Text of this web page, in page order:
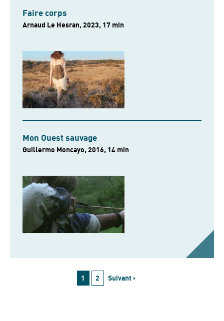
Faire corps
Arnaud Le Hesran, 2023, 17 min
Mon Ouest sauvage
Guillermo Moncayo, 2016, 14 min
1 2 Suivant ›